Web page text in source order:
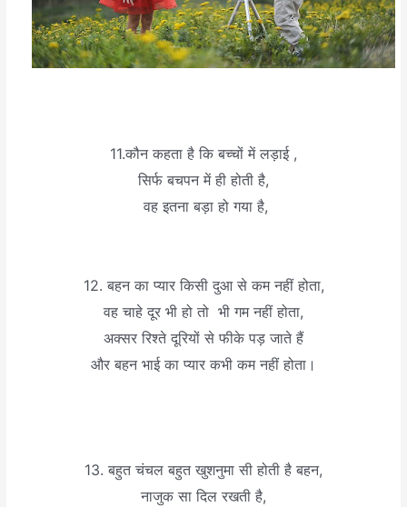
11.कौन कहता है कि बच्चों में लड़ाई ,
सिर्फ बचपन में ही होती है,
वह इतना बड़ा हो गया है,
12. बहन का प्यार किसी दुआ से कम नहीं होता,
वह चाहे दूर भी हो तो भी गम नहीं होता,
अक्सर रिश्ते दूरियों से फीके पड़ जाते हैं
और बहन भाई का प्यार कभी कम नहीं होता।
13. बहुत चंचल बहुत खुशनुमा सी होती है बहन,
नाजुक सा दिल रखती है,